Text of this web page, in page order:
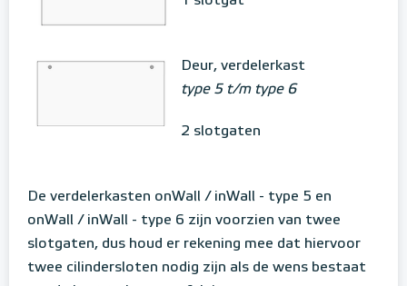
Deur, verdelerkast
type 5 t/m type 6
2 slotgaten
De verdelerkasten onWall / inWall - type 5 en
onWall / inWall - type 6 zijn voorzien van twee
slotgaten, dus houd er rekening mee dat hiervoor
twee cilindersloten nodig zijn als de wens bestaat